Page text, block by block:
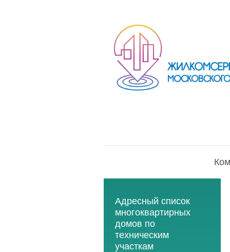
Адресный список
многоквартирных
домов по
техническим
участкам